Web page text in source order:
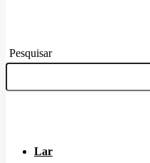
Pesquisar
Lar